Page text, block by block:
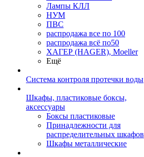
Лампы КЛЛ
НУМ
ПВС
распродажа все по 100
распродажа всё по50
ХАГЕР (HAGER), Moeller
Ещё
Система контроля протечки воды
Шкафы, пластиковые боксы,
аксессуары
Боксы пластиковые
Принадлежности для
распределительных шкафов
Шкафы металлические